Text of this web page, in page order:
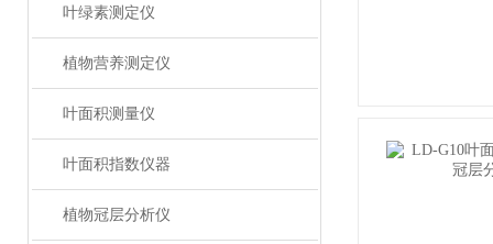
叶绿素测定仪
植物营养测定仪
叶面积测量仪
叶面积指数仪器
植物冠层分析仪